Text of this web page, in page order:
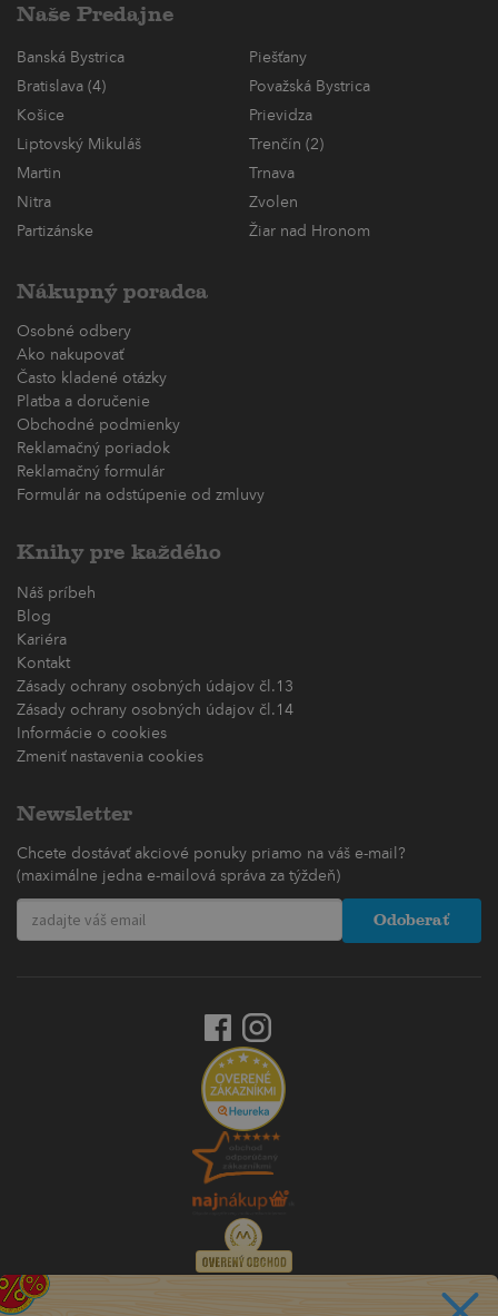
Naše Predajne
Banská Bystrica
Piešťany
Bratislava (4)
Považská Bystrica
Košice
Prievidza
Liptovský Mikuláš
Trenčín (2)
Martin
Trnava
Nitra
Zvolen
Partizánske
Žiar nad Hronom
Nákupný poradca
Osobné odbery
Ako nakupovať
Často kladené otázky
Platba a doručenie
Obchodné podmienky
Reklamačný poriadok
Reklamačný formulár
Formulár na odstúpenie od zmluvy
Knihy pre každého
Náš príbeh
Blog
Kariéra
Kontakt
Zásady ochrany osobných údajov čl.13
Zásady ochrany osobných údajov čl.14
Informácie o cookies
Zmeniť nastavenia cookies
Newsletter
Chcete dostávať akciové ponuky priamo na váš e-mail?
(maximálne jedna e-mailová správa za týždeň)
Odoberať